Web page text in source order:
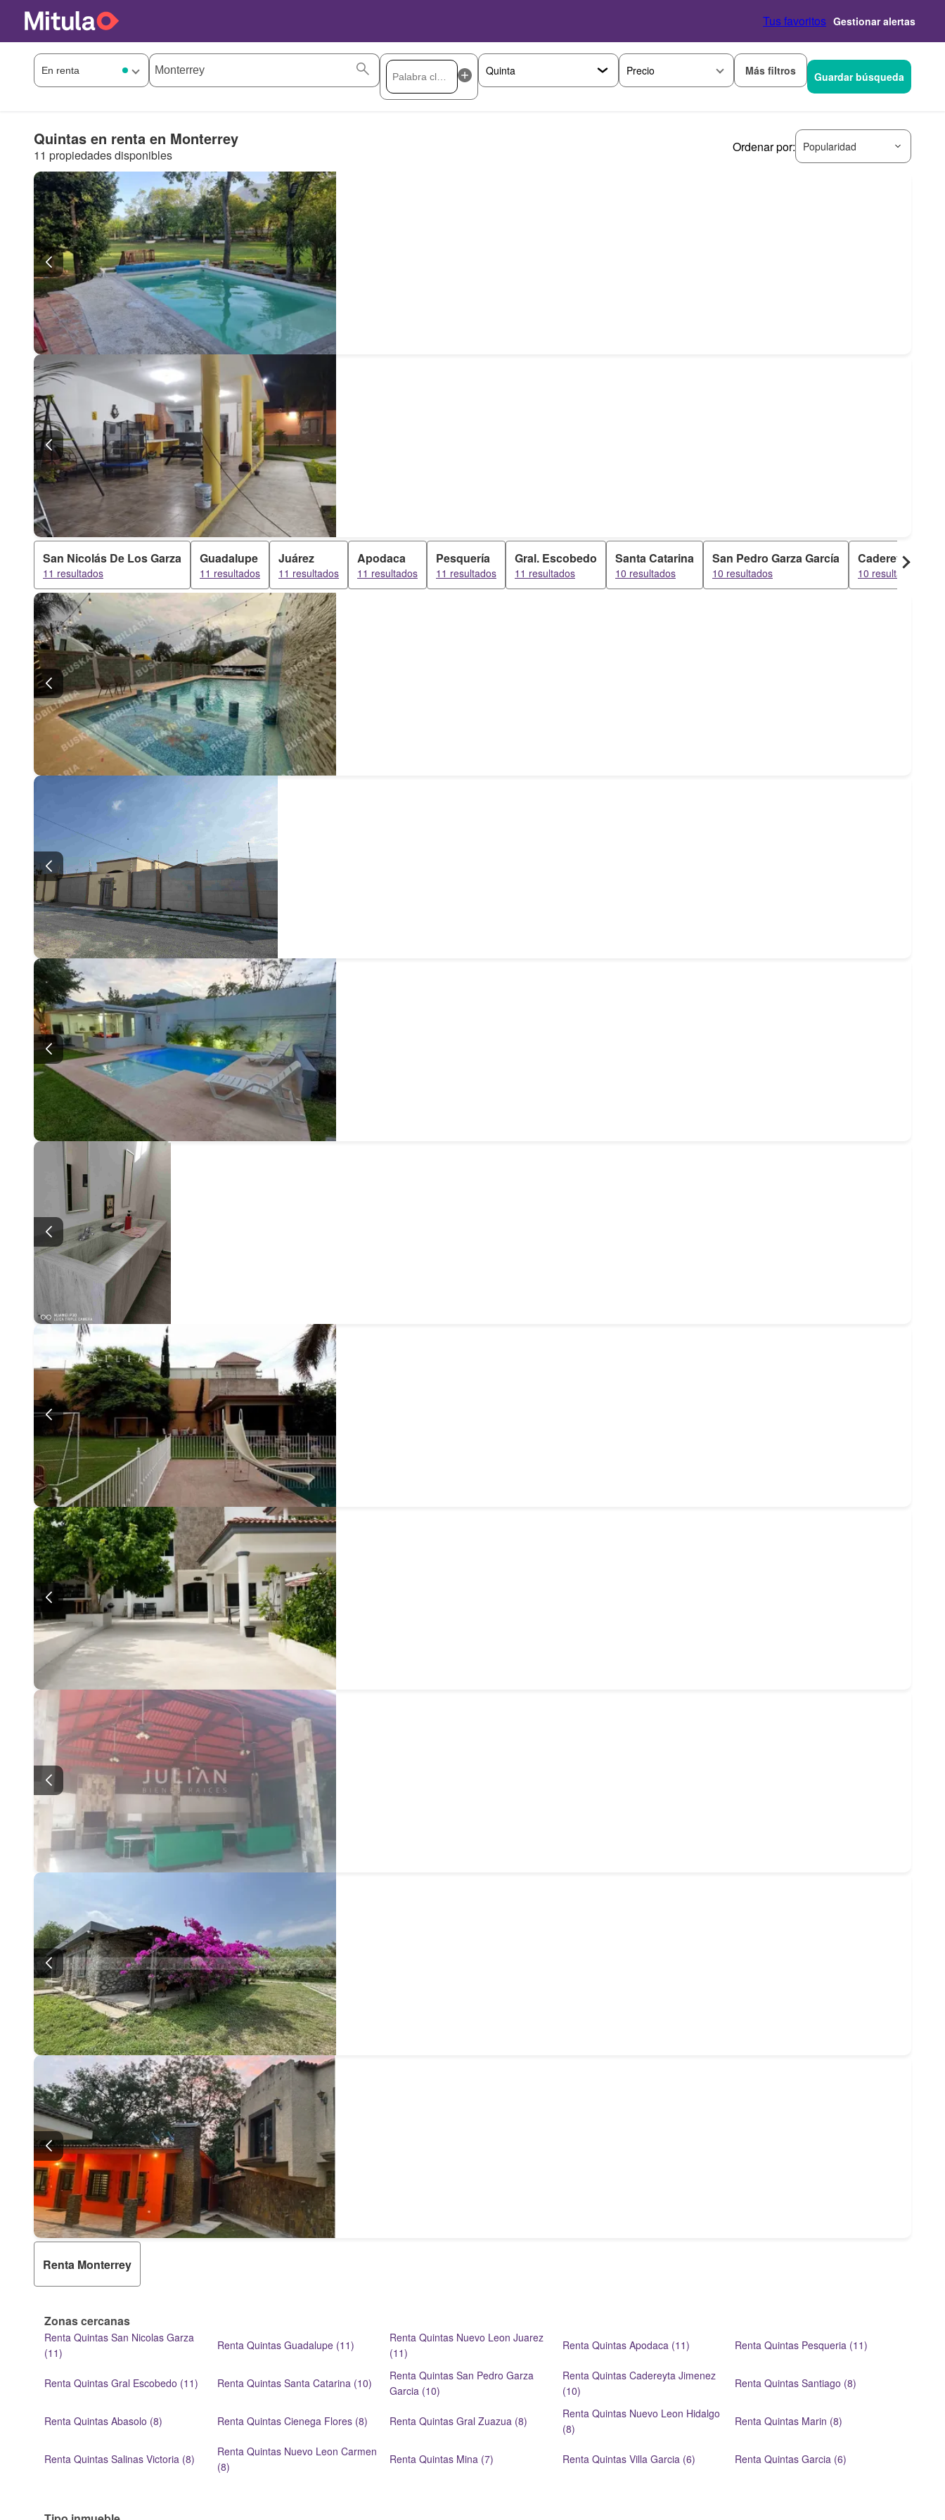
Tus favoritos Gestionar alertas
Precio Más filtros Guardar búsqueda
Quintas en renta en Monterrey
11 propiedades disponibles
Ordenar por: Popularidad
San Nicolás De Los Garza
11 resultados
Guadalupe
11 resultados
Juárez
11 resultados
Apodaca
11 resultados
Pesquería
11 resultados
Gral. Escobedo
11 resultados
Santa Catarina
10 resultados
San Pedro Garza García
10 resultados
Cadereyta
10 resultados
Renta Monterrey
Zonas cercanas
Renta Quintas San Nicolas Garza
(11)
Renta Quintas Guadalupe (11)
Renta Quintas Nuevo Leon Juarez
(11)
Renta Quintas Apodaca (11) Renta Quintas Pesqueria (11)
Renta Quintas Gral Escobedo (11) Renta Quintas Santa Catarina (10)
Renta Quintas San Pedro Garza
Garcia (10)
Renta Quintas Cadereyta Jimenez
(10)
Renta Quintas Santiago (8)
Renta Quintas Abasolo (8) Renta Quintas Cienega Flores (8) Renta Quintas Gral Zuazua (8)
Renta Quintas Nuevo Leon Hidalgo
(8)
Renta Quintas Marin (8)
Renta Quintas Salinas Victoria (8)
Renta Quintas Nuevo Leon Carmen
(8)
Renta Quintas Mina (7) Renta Quintas Villa Garcia (6) Renta Quintas Garcia (6)